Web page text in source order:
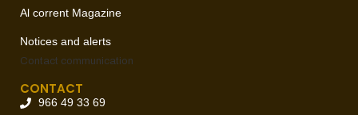
Al corrent Magazine
Notices and alerts
Contact communication
CONTACT
966 49 33 69